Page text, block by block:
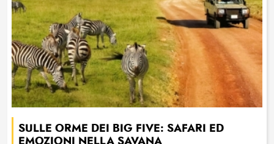
SULLE ORME DEI BIG FIVE: SAFARI ED